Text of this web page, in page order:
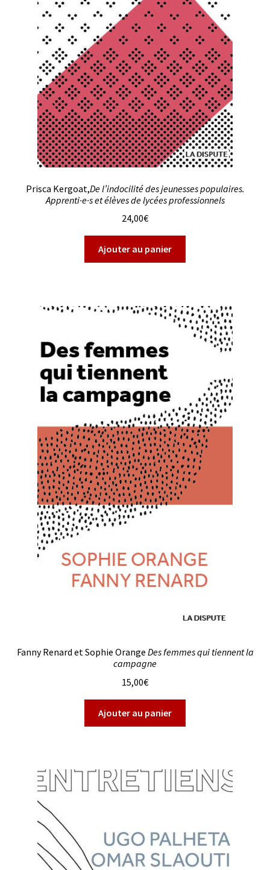
Prisca Kergoat,De l’indocilité des jeunesses populaires.
Apprenti·e·s et élèves de lycées professionnels
24,00€
Ajouter au panier
Fanny Renard et Sophie Orange Des femmes qui tiennent la
campagne
15,00€
Ajouter au panier